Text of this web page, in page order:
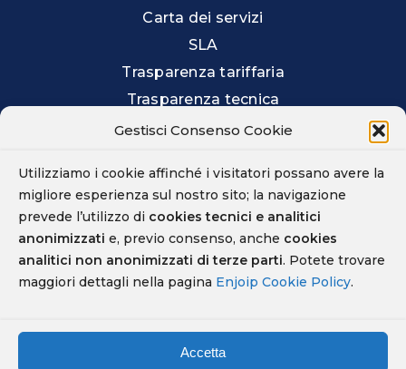
Gestisci Consenso Cookie
Utilizziamo i cookie affinché i visitatori possano avere la
migliore esperienza sul nostro sito; la navigazione
prevede l’utilizzo di cookies tecnici e analitici
anonimizzati e, previo consenso, anche cookies
analitici non anonimizzati di terze parti. Potete trovare
maggiori dettagli nella pagina Enjoip Cookie Policy.
Accetta
Carta dei servizi
SLA
Trasparenza tariffaria
Trasparenza tecnica
Prestazioni offerte
Contratti e listini
Privacy
Cookie
Whistleblowing
Parental Control